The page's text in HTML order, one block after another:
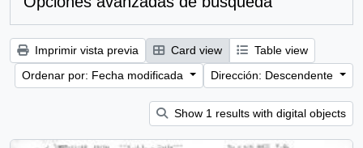
Imprimir vista previa Card view
Table view
Ordenar por: Fecha modificada
Dirección: Descendente
Show 1 results with digital objects